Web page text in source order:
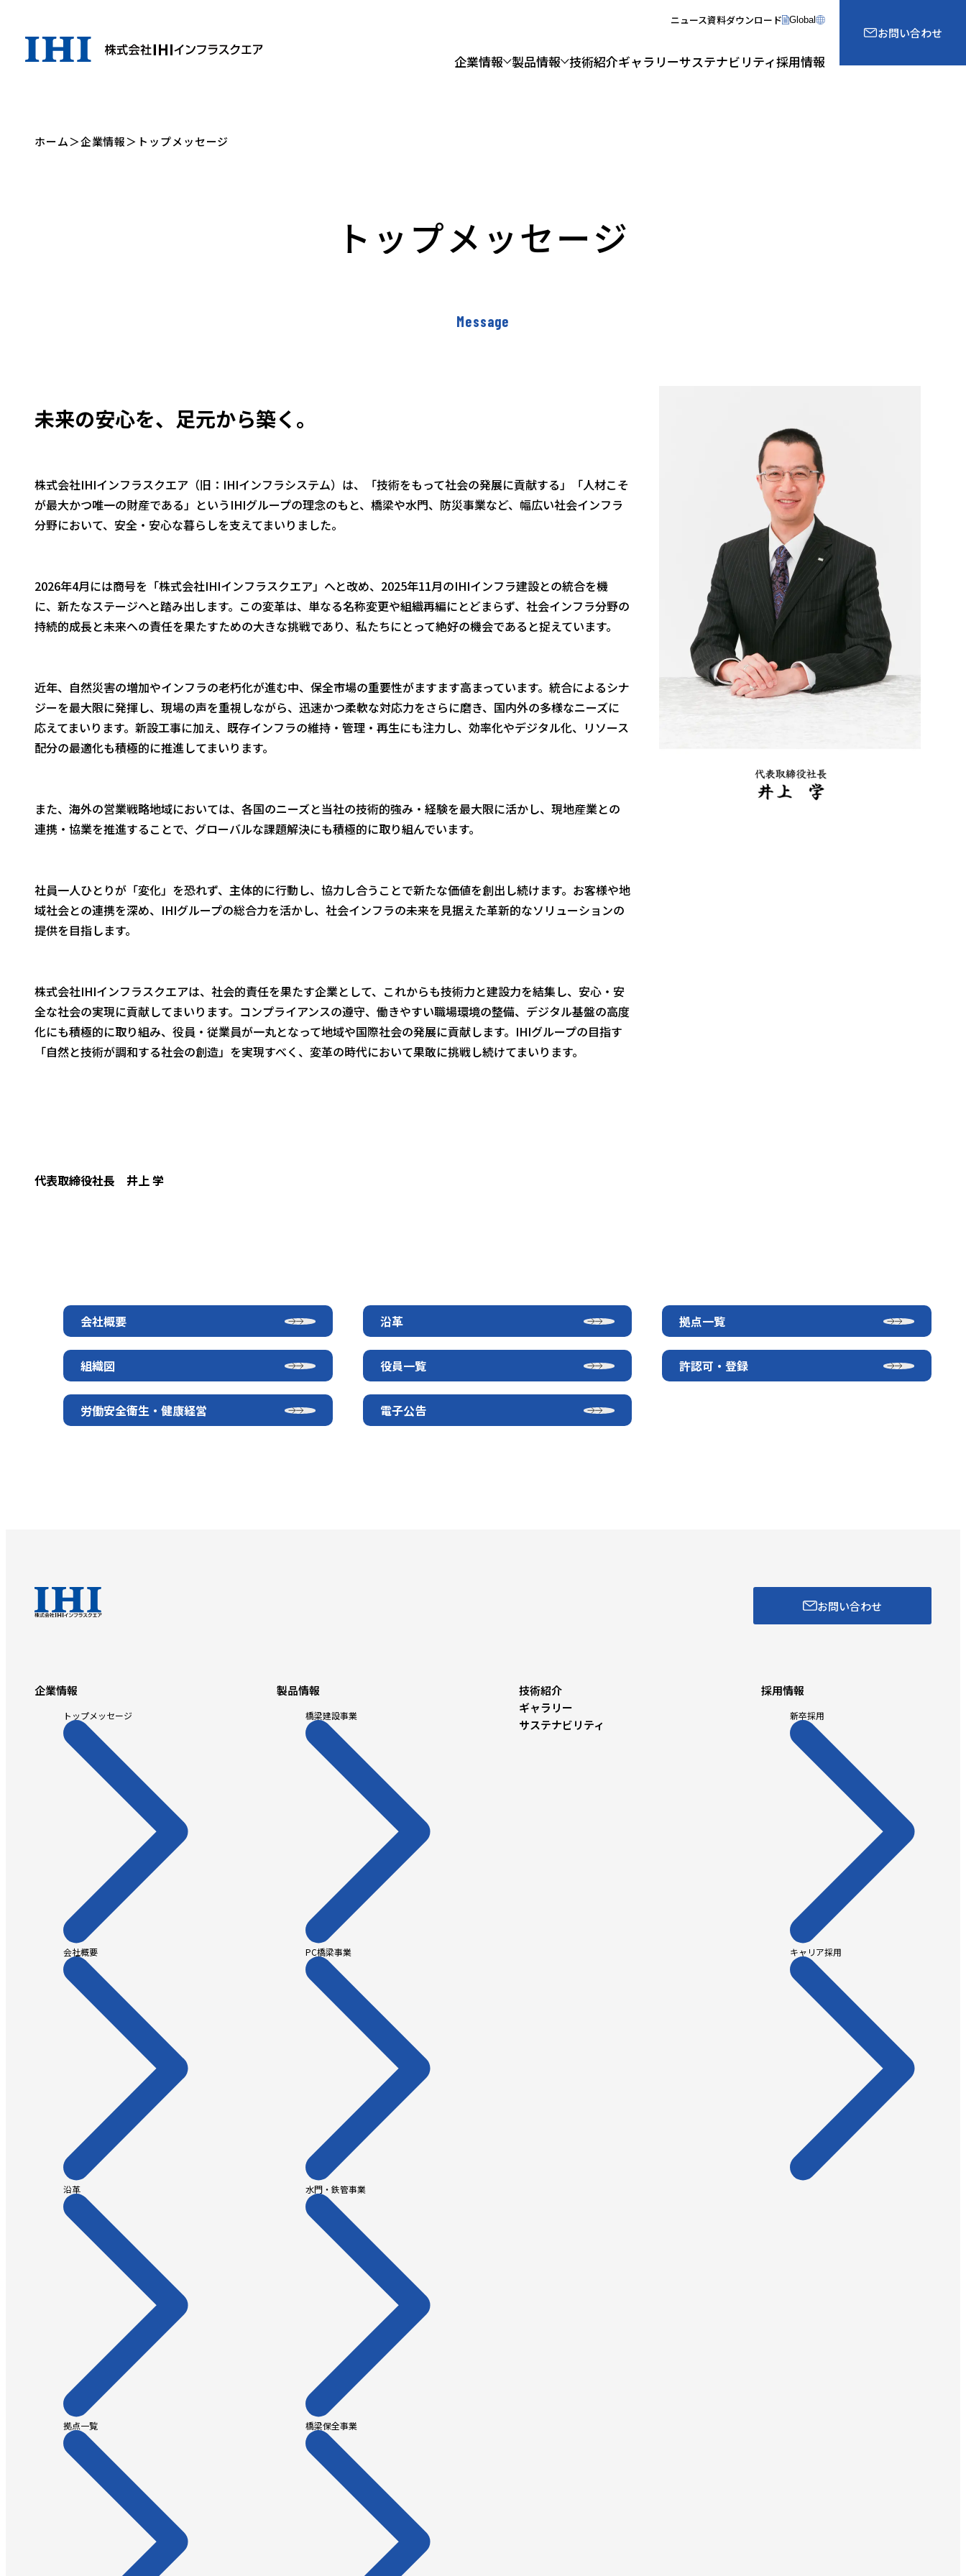
ニュース資料ダウンロード Global
企業情報
企業情報
製品情報
製品情報
技術紹介ギャラリーサステナビリティ採用情報
お問い合わせ
資料ダウンロード
お問い合わせ
ホーム＞企業情報＞ トップメッセージ
ト ッ プメ ッセージ
Message
未来の安心を、足元から築く。
株式会社IHIインフラスクエア（旧：IHIインフラシステム）は、「技術をもって社会の発展に貢献する」「人材こそ
が最大かつ唯一の財産である」というIHIグループの理念のもと、橋梁や水門、防災事業など、幅広い社会インフラ
分野において、安全・安心な暮らしを支えてまいりました。
2026年4月には商号を「株式会社IHIインフラスクエア」へと改め、2025年11月のIHIインフラ建設との統合を機
に、新たなステージへと踏み出します。この変革は、単なる名称変更や組織再編にとどまらず、社会インフラ分野の
持続的成長と未来への責任を果たすための大きな挑戦であり、私たちにとって絶好の機会であると捉えています。
近年、自然災害の増加やインフラの老朽化が進む中、保全市場の重要性がますます高まっています。統合によるシナ
ジーを最大限に発揮し、現場の声を重視しながら、迅速かつ柔軟な対応力をさらに磨き、国内外の多様なニーズに
応えてまいります。新設工事に加え、既存インフラの維持・管理・再生にも注力し、効率化やデジタル化、リソース
配分の最適化も積極的に推進してまいります。
また、海外の営業戦略地域においては、各国のニーズと当社の技術的強み・経験を最大限に活かし、現地産業との
連携・協業を推進することで、グローバルな課題解決にも積極的に取り組んでいます。
社員一人ひとりが「変化」を恐れず、主体的に行動し、協力し合うことで新たな価値を創出し続けます。お客様や地
域社会との連携を深め、IHIグループの総合力を活かし、社会インフラの未来を見据えた革新的なソリューションの
提供を目指します。
株式会社IHIインフラスクエアは、社会的責任を果たす企業として、これからも技術力と建設力を結集し、安心・安
全な社会の実現に貢献してまいります。コンプライアンスの遵守、働きやすい職場環境の整備、デジタル基盤の高度
化にも積極的に取り組み、役員・従業員が一丸となって地域や国際社会の発展に貢献します。IHIグループの目指す
「自然と技術が調和する社会の創造」を実現すべく、変革の時代において果敢に挑戦し続けてまいります。
代表取締役社長 井上 学
会社概要 沿革 拠点一覧
組織図 役員一覧 許認可・登録
労働安全衛生・健康経営 電子公告
お問い合わせ
企業情報
トップメッセージ
会社概要
沿革
拠点一覧
製品情報
橋梁建設事業
PC橋梁事業
水門・鉄管事業
橋梁保全事業
技術紹介
ギャラリー
サステナビリティ
採用情報
新卒採用
キャリア採用